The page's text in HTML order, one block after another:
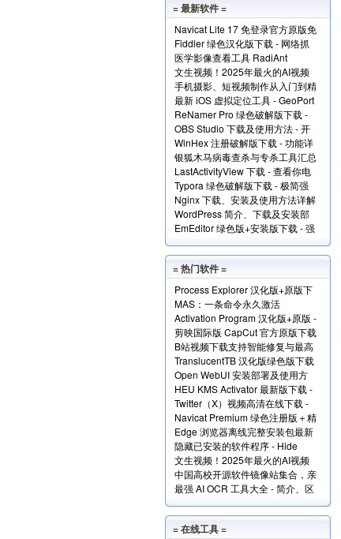
= 最新软件 =
Navicat Lite 17 免登录官方原版免
费版下载
Fiddler 绿色汉化版下载 - 网络抓
包分析工具
医学影像查看工具 RadiAnt
DICOM Viewer（支持.dcm文件）
下载
文生视频！2025年最火的AI视频
生成工具TOP10
手机摄影、短视频制作从入门到精
通视频教程全套免费下载
最新 iOS 虚拟定位工具 - GeoPort
轻松伪装全球任何位置
ReNamer Pro 绿色破解版下载 -
文件批量重命名小工具
OBS Studio 下载及使用方法 - 开
源免费的专业级录屏利器
WinHex 注册破解版下载 - 功能详
解+使用实例
银狐木马病毒查杀与专杀工具汇总
下载
LastActivityView 下载 - 查看你电
脑上的所有操作记录！
Typora 绿色破解版下载 - 极简强
大的本地 Markdown 编辑器
Nginx 下载、安装及使用方法详解
WordPress 简介、下载及安装部
署详解
EmEditor 绿色版+安装版下载 - 强
大专业的文本编辑器
= 热门软件 =
Process Explorer 汉化版+原版下
载 - 超强进程管理工具
MAS：一条命令永久激活
Windows和Office+实现原理解读
Activation Program 汉化版+原版 -
永久激活Windows和Office
剪映国际版 CapCut 官方原版下载
- 免费享用VIP会员功能
B站视频下载支持智能修复与最高
清版 - Bili23 Downloader
TranslucentTB 汉化版绿色版下载
- 任务栏透明化小工具
Open WebUI 安装部署及使用方
法 - 本地网页版 AI 系统
HEU KMS Activator 最新版下载 -
Windows/Office激活神器
Twitter（X）视频高清在线下载 -
SSSTwitter
Navicat Premium 绿色注册版＋精
简版＋使用方法
Edge 浏览器离线完整安装包最新
版下载
隐藏已安装的软件程序 - Hide
From Uninstall List 下载
文生视频！2025年最火的AI视频
生成工具TOP10
中国高校开源软件镜像站集合，亲
测全部可用！
最强 AI OCR 工具大全 - 简介、区
别、优势及访问地址
= 在线工具 =